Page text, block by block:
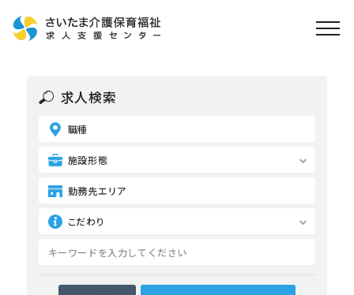
求人検索
就職・転職支援
資格取得なら
さいたま介護アカデミー
よくある質問
求人検索
職種
施設形態
勤務先エリア
こだわり